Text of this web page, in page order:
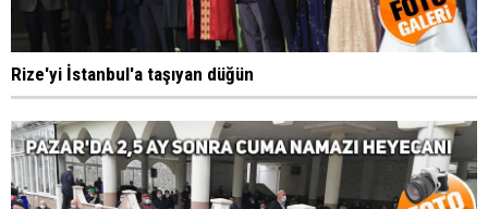
Rize'yi İstanbul'a taşıyan düğün